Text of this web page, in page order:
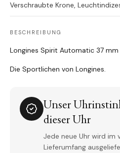
Verschraubte Krone,
BESCHREIBUNG
Longines Spirit Automatic 37 mm
Die Sportlichen von Longines.
Unser
dieser Uhr
Jede neue Uhr wird im
Lieferumfang